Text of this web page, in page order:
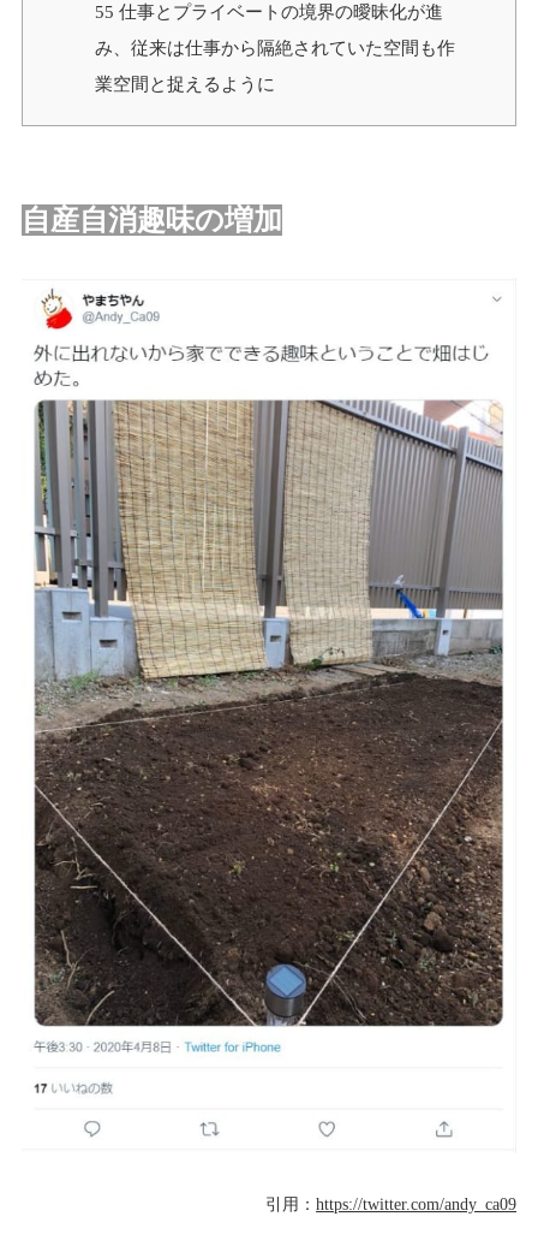
55 仕事とプライベートの境界の曖昧化が進
み、従来は仕事から隔絶されていた空間も作
業空間と捉えるように
自産自消趣味の増加
引用：https://twitter.com/andy_ca09